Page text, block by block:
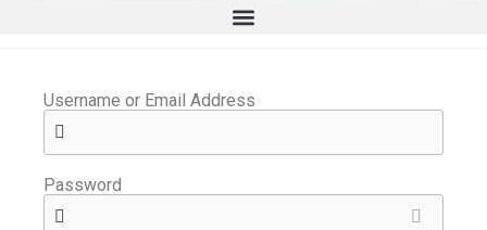
Username or Email Address
Password